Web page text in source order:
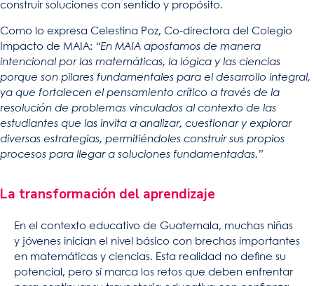
construir soluciones con sentido y propósito.
Como lo expresa Celestina Poz, Co-directora del Colegio
Impacto de MAIA: “En MAIA apostamos de manera
intencional por las matemáticas, la lógica y las ciencias
porque son pilares fundamentales para el desarrollo integral,
ya que fortalecen el pensamiento crítico a través de la
resolución de problemas vinculados al contexto de las
estudiantes que las invita a analizar, cuestionar y explorar
diversas estrategias, permitiéndoles construir sus propios
procesos para llegar a soluciones fundamentadas.”
La transformación del aprendizaje
En el contexto educativo de Guatemala, muchas niñas
y jóvenes inician el nivel básico con brechas importantes
en matemáticas y ciencias. Esta realidad no define su
potencial, pero sí marca los retos que deben enfrentar